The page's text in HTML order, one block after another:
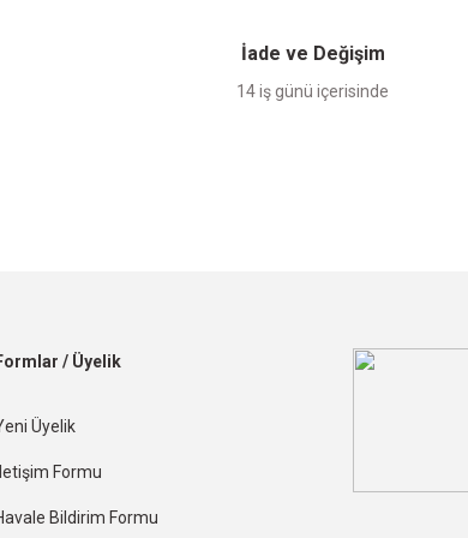
İade ve Değişim
14 iş günü içerisinde
/ Üyelik
Üyelik
Formu
Bildirim Formu